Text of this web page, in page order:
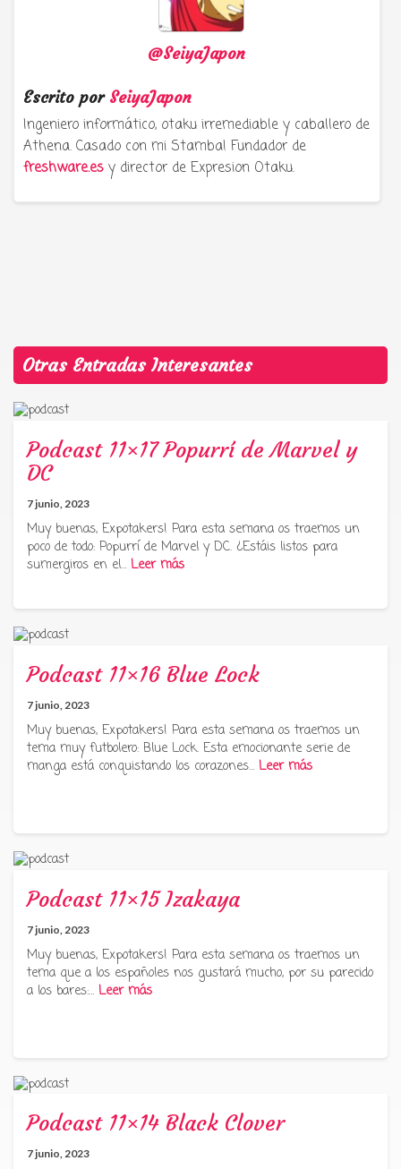
@SeiyaJapon
Escrito por SeiyaJapon
Ingeniero informático, otaku irremediable y caballero de
Athena. Casado con mi Stamba! Fundador de
freshware.es y director de Expresion Otaku.
Otras Entradas Interesantes
Podcast 11×17 Popurrí de Marvel y
DC
7 junio, 2023
Muy buenas, Expotakers! Para esta semana os traemos un
poco de todo: Popurrí de Marvel y DC. ¿Estáis listos para
sumergiros en el… Leer más
Podcast 11×16 Blue Lock
7 junio, 2023
Muy buenas, Expotakers! Para esta semana os traemos un
tema muy futbolero: Blue Lock. Esta emocionante serie de
manga está conquistando los corazones… Leer más
Podcast 11×15 Izakaya
7 junio, 2023
Muy buenas, Expotakers! Para esta semana os traemos un
tema que a los españoles nos gustará mucho, por su parecido
a los bares:… Leer más
Podcast 11×14 Black Clover
7 junio, 2023